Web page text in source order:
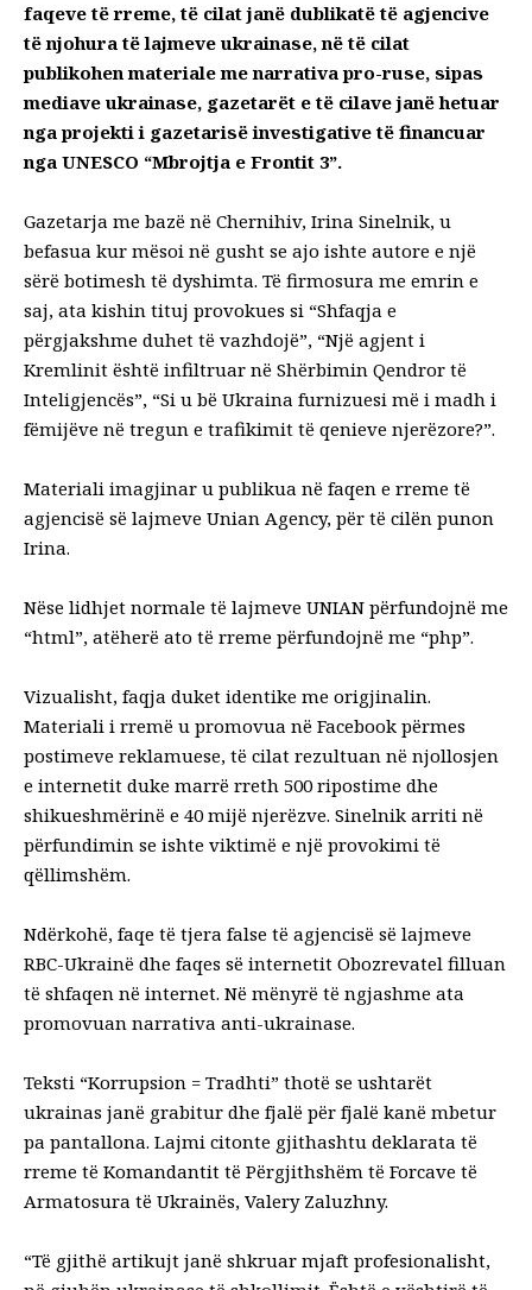
faqeve të rreme, të cilat janë dublikatë të agjencive
të njohura të lajmeve ukrainase, në të cilat
publikohen materiale me narrativa pro-ruse, sipas
mediave ukrainase, gazetarët e të cilave janë hetuar
nga projekti i gazetarisë investigative të financuar
nga UNESCO “Mbrojtja e Frontit 3”.
Gazetarja me bazë në Chernihiv, Irina Sinelnik, u
befasua kur mësoi në gusht se ajo ishte autore e një
sërë botimesh të dyshimta. Të firmosura me emrin e
saj, ata kishin tituj provokues si “Shfaqja e
përgjakshme duhet të vazhdojë”, “Një agjent i
Kremlinit është infiltruar në Shërbimin Qendror të
Inteligjencës”, “Si u bë Ukraina furnizuesi më i madh i
fëmijëve në tregun e trafikimit të qenieve njerëzore?”.
Materiali imagjinar u publikua në faqen e rreme të
agjencisë së lajmeve Unian Agency, për të cilën punon
Irina.
Nëse lidhjet normale të lajmeve UNIAN përfundojnë me
“html”, atëherë ato të rreme përfundojnë me “php”.
Vizualisht, faqja duket identike me origjinalin.
Materiali i rremë u promovua në Facebook përmes
postimeve reklamuese, të cilat rezultuan në njollosjen
e internetit duke marrë rreth 500 ripostime dhe
shikueshmërinë e 40 mijë njerëzve. Sinelnik arriti në
përfundimin se ishte viktimë e një provokimi të
qëllimshëm.
Ndërkohë, faqe të tjera false të agjencisë së lajmeve
RBC-Ukrainë dhe faqes së internetit Obozrevatel filluan
të shfaqen në internet. Në mënyrë të ngjashme ata
promovuan narrativa anti-ukrainase.
Teksti “Korrupsion = Tradhti” thotë se ushtarët
ukrainas janë grabitur dhe fjalë për fjalë kanë mbetur
pa pantallona. Lajmi citonte gjithashtu deklarata të
rreme të Komandantit të Përgjithshëm të Forcave të
Armatosura të Ukrainës, Valery Zaluzhny.
“Të gjithë artikujt janë shkruar mjaft profesionalisht,